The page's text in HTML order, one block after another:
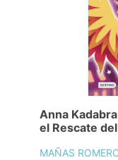
Anna
el Rescate
MAÑAS